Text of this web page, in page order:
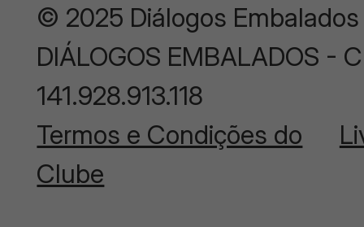
© 2025 Diálogos Embalados
DIÁLOGOS EMBALADOS -
141.928.913.118
Termos e Condições do
Clube